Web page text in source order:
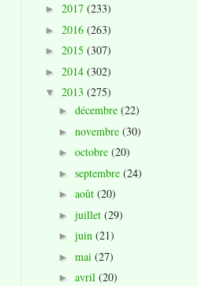
► 2017 (233)
► 2016 (263)
► 2015 (307)
► 2014 (302)
▼ 2013 (275)
► décembre (22)
► novembre (30)
► octobre (20)
► septembre (24)
► août (20)
► juillet (29)
► juin (21)
► mai (27)
► avril (20)